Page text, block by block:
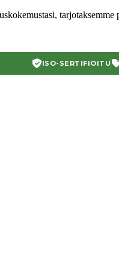
ISO-SERTIFIOITU